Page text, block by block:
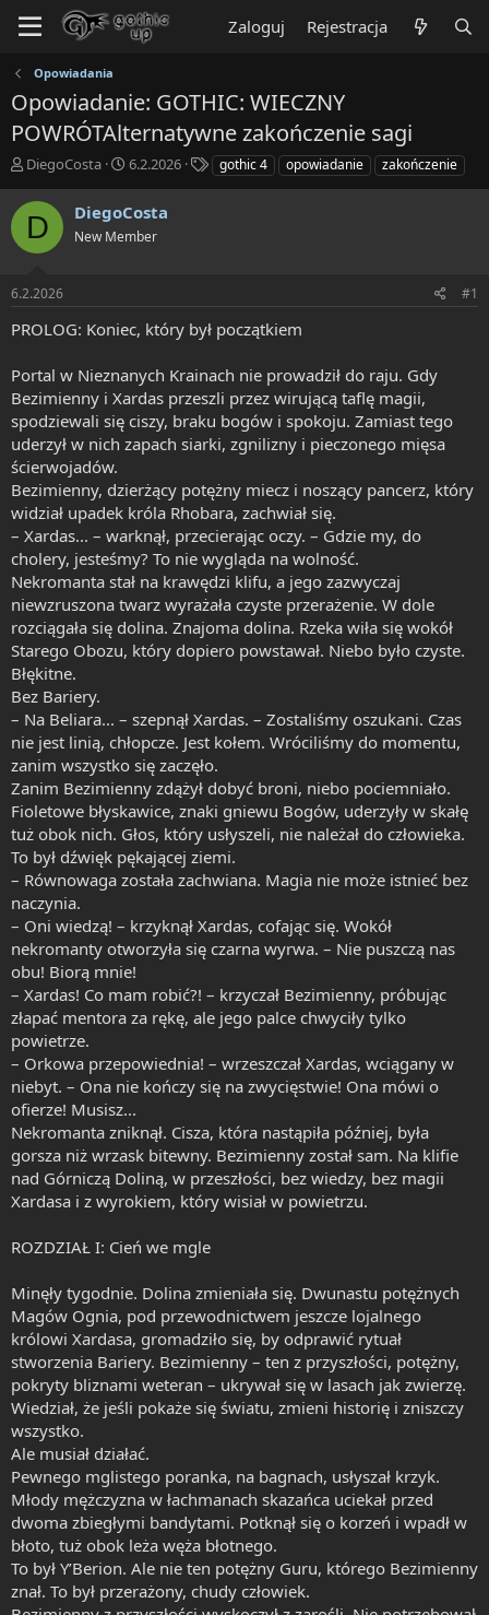
Zaloguj Rejestracja
Opowiadania
Opowiadanie: GOTHIC: WIECZNY
POWRÓTAlternatywne zakończenie sagi
T
r
e
a
t
a
r
e
r
DiegoCosta
R
p
o
y
6.2.2026
T
a
gothic 4 opowiadanie zakończenie
D DiegoCosta
New Member
6.2.2026 #1
PROLOG: Koniec, który był początkiem
Portal w Nieznanych Krainach nie prowadził do raju. Gdy
Bezimienny i Xardas przeszli przez wirującą taflę magii,
spodziewali się ciszy, braku bogów i spokoju. Zamiast tego
uderzył w nich zapach siarki, zgnilizny i pieczonego mięsa
ścierwojadów.
Bezimienny, dzierżący potężny miecz i noszący pancerz, który
widział upadek króla Rhobara, zachwiał się.
– Xardas... – warknął, przecierając oczy. – Gdzie my, do
cholery, jesteśmy? To nie wygląda na wolność.
Nekromanta stał na krawędzi klifu, a jego zazwyczaj
niewzruszona twarz wyrażała czyste przerażenie. W dole
rozciągała się dolina. Znajoma dolina. Rzeka wiła się wokół
Starego Obozu, który dopiero powstawał. Niebo było czyste.
Błękitne.
Bez Bariery.
– Na Beliara... – szepnął Xardas. – Zostaliśmy oszukani. Czas
nie jest linią, chłopcze. Jest kołem. Wróciliśmy do momentu,
zanim wszystko się zaczęło.
Zanim Bezimienny zdążył dobyć broni, niebo pociemniało.
Fioletowe błyskawice, znaki gniewu Bogów, uderzyły w skałę
tuż obok nich. Głos, który usłyszeli, nie należał do człowieka.
To był dźwięk pękającej ziemi.
– Równowaga została zachwiana. Magia nie może istnieć bez
naczynia.
– Oni wiedzą! – krzyknął Xardas, cofając się. Wokół
nekromanty otworzyła się czarna wyrwa. – Nie puszczą nas
obu! Biorą mnie!
– Xardas! Co mam robić?! – krzyczał Bezimienny, próbując
złapać mentora za rękę, ale jego palce chwyciły tylko
powietrze.
– Orkowa przepowiednia! – wrzeszczał Xardas, wciągany w
niebyt. – Ona nie kończy się na zwycięstwie! Ona mówi o
ofierze! Musisz...
Nekromanta zniknął. Cisza, która nastąpiła później, była
gorsza niż wrzask bitewny. Bezimienny został sam. Na klifie
nad Górniczą Doliną, w przeszłości, bez wiedzy, bez magii
Xardasa i z wyrokiem, który wisiał w powietrzu.
ROZDZIAŁ I: Cień we mgle
Minęły tygodnie. Dolina zmieniała się. Dwunastu potężnych
Magów Ognia, pod przewodnictwem jeszcze lojalnego
królowi Xardasa, gromadziło się, by odprawić rytuał
stworzenia Bariery. Bezimienny – ten z przyszłości, potężny,
pokryty bliznami weteran – ukrywał się w lasach jak zwierzę.
Wiedział, że jeśli pokaże się światu, zmieni historię i zniszczy
wszystko.
Ale musiał działać.
Pewnego mglistego poranka, na bagnach, usłyszał krzyk.
Młody mężczyzna w łachmanach skazańca uciekał przed
dwoma zbiegłymi bandytami. Potknął się o korzeń i wpadł w
błoto, tuż obok leża węża błotnego.
To był Y’Berion. Ale nie ten potężny Guru, którego Bezimienny
znał. To był przerażony, chudy człowiek.